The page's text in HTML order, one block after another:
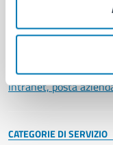
Politici
Documenti e dati
Intranet, posta
CATEGORIE DI SERVIZIO